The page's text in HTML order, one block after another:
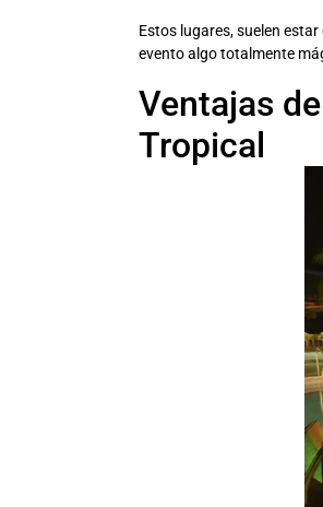
Estos lugares, suelen
evento algo totalmente
Ventajas
Tropical